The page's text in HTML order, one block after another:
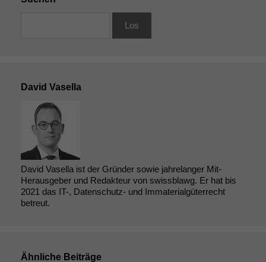
David Vasella
David Vasella ist der Gründer sowie jahrelanger Mit-
Herausgeber und Redakteur von swissblawg. Er hat bis
2021 das IT-, Datenschutz- und Immaterialgüterrecht
betreut.
Ähnliche Beiträge